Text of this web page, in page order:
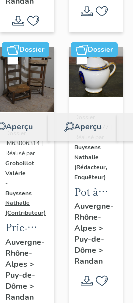
prière de
Marie-
Amélie "
Dossier
Aperçu
Dossier
IM63006314 |
Réalisé par
Groboillot
Valérie
-
Buyssens
Nathalie
(Contributeur)
Prie-
Dieu n° 1
Auvergne-
Rhône-
Alpes>
Puy-de-
Dôme >
Randan
Dossier
Aperçu
IM63009577 |
Buyssens
Nathalie
(Rédacteur,
Enquêteur)
Pot à
crème n°
2
Auvergne-
Rhône-
Alpes>
Puy-de-
Dôme >
Randan